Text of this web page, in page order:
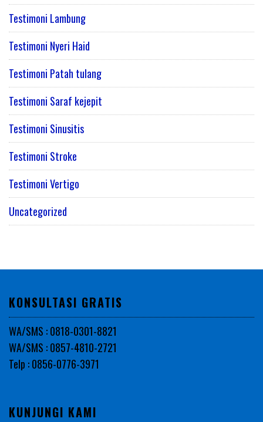
Testimoni Lambung
Testimoni Nyeri Haid
Testimoni Patah tulang
Testimoni Saraf kejepit
Testimoni Sinusitis
Testimoni Stroke
Testimoni Vertigo
Uncategorized
KONSULTASI GRATIS
WA/SMS : 0818-0301-8821
WA/SMS : 0857-4810-2721
Telp : 0856-0776-3971
KUNJUNGI KAMI